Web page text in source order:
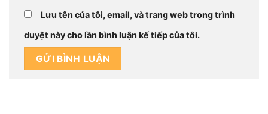
Lưu tên của tôi, email, và trang web trong trình
duyệt này cho lần bình luận kế tiếp của tôi.